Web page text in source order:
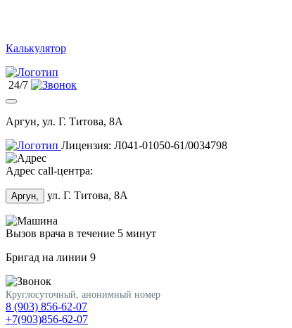
Калькулятор
24/7
Аргун, ул. Г. Титова, 8А
Лицензия: Л041-01050-61/0034798
Адрес call-центра:
Аргун, ул. Г. Титова, 8А
Вызов врача в течение 5 минут
Бригад на линии 9
Круглосуточный, анонимный номер
8 (903) 856-62-07
+7(903)856-62-07